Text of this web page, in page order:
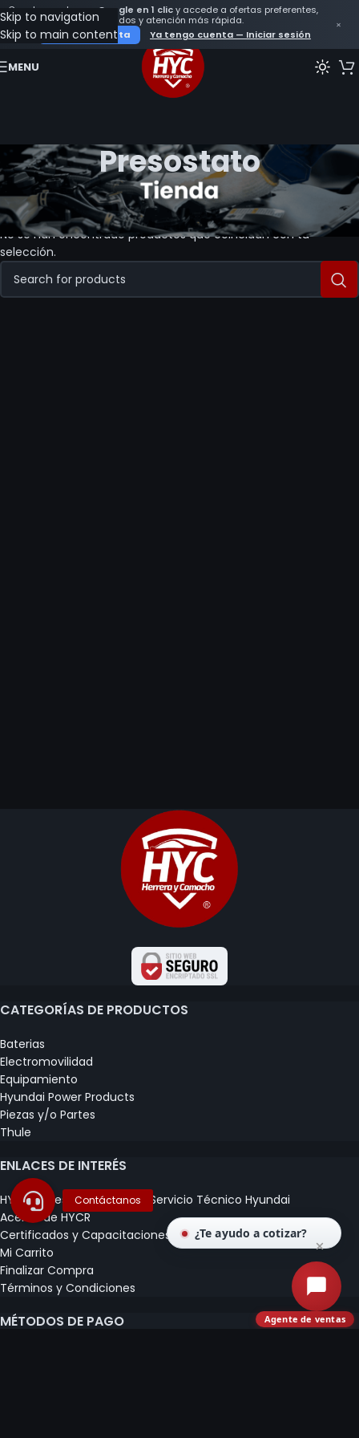
Crea tu cuenta con Google en 1 clicy accede a ofertas preferentes,
seguimiento de tus pedidos y atención más rápida.
Crear mi cuenta
Ya tengo cuenta — Iniciar sesión
×
Skip to navigation
Skip to main content
MENU
Presostato
Inicio Productos etiquetados “Presostato”
No se han encontrado productos que coincidan con tu
selección.
CATEGORÍAS DE PRODUCTOS
Baterias
Electromovilidad
Equipamiento
Hyundai Power Products
Piezas y/o Partes
Thule
ENLACES DE INTERÉS
HYC Repuestos | Equipos y Servicio Técnico Hyundai
Acerca de HYCR
Certificados y Capacitaciones
Mi Carrito
Finalizar Compra
Términos y Condiciones
MÉTODOS DE PAGO
¿Te ayudo a cotizar?
Agente de ventas